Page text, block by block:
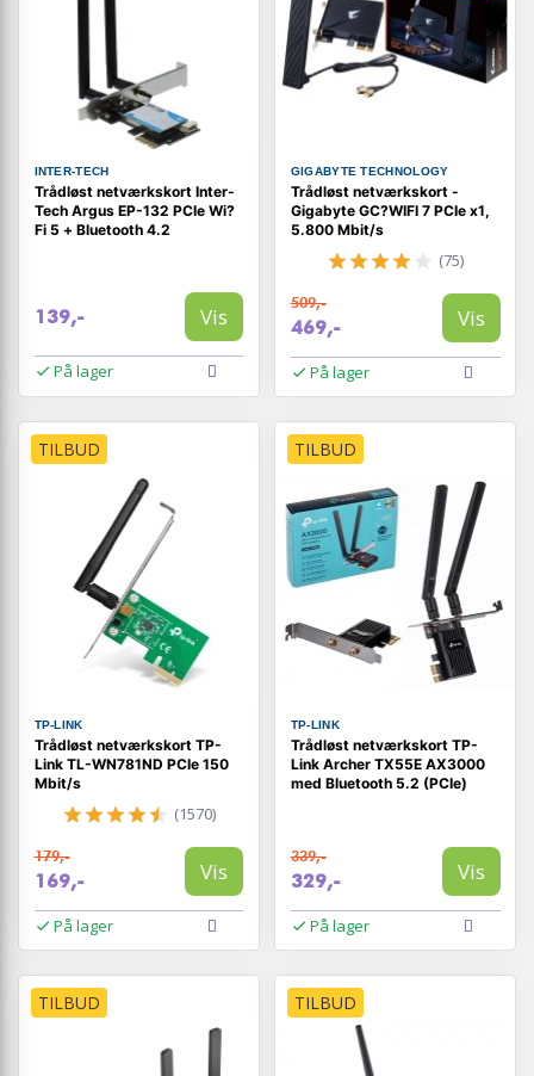
INTER-TECH
Trådløst netværkskort Inter-
Tech Argus EP-132 PCIe Wi?
Fi 5 + Bluetooth 4.2
139,- Vis
På lager
GIGABYTE TECHNOLOGY
Trådløst netværkskort -
Gigabyte GC?WIFI 7 PCIe x1,
5.800 Mbit/s
(75)
509,-
469,- Vis
På lager
TILBUD
TP-LINK
Trådløst netværkskort TP-
Link TL-WN781ND PCIe 150
Mbit/s
(1570)
179,-
169,- Vis
På lager
TILBUD
TP-LINK
Trådløst netværkskort TP-
Link Archer TX55E AX3000
med Bluetooth 5.2 (PCIe)
339,-
329,- Vis
På lager
TILBUD TILBUD